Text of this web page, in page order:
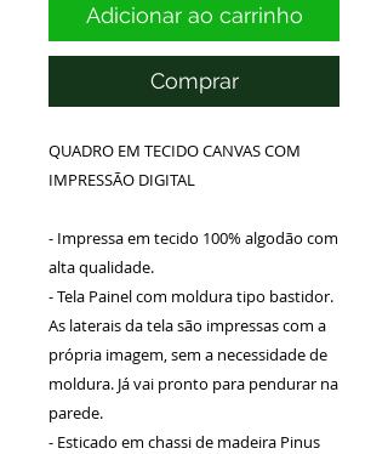
Adicionar ao carrinho
Comprar
QUADRO EM TECIDO CANVAS COM
IMPRESSÃO DIGITAL
- Impressa em tecido 100% algodão com
alta qualidade.
- Tela Painel com moldura tipo bastidor.
As laterais da tela são impressas com a
própria imagem, sem a necessidade de
moldura. Já vai pronto para pendurar na
parede.
- Esticado em chassi de madeira Pinus